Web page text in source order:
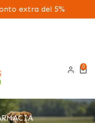
extra del 5%
00